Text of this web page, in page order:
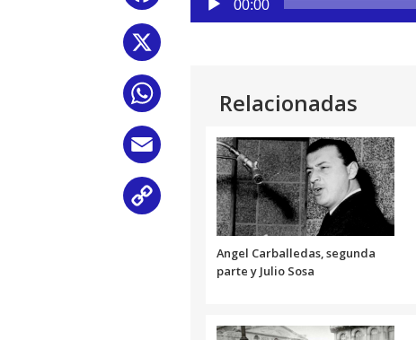
WhatsApp
audio
00:00
Relacionadas
Angel Carballedas, segunda
parte y Julio Sosa